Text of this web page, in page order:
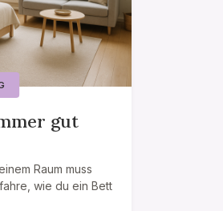
gut
Raum muss
wie du ein Bett